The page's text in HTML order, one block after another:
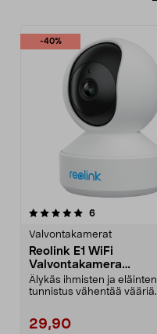
-40%
6arvostelut
Valvontakamerat
Reolink E1 WiFi
Valvontakamera
sisäkäyttöön
Älykäs ihmisten ja eläinten
tunnistus vähentää vääriä
29,90
0.0 viidestä